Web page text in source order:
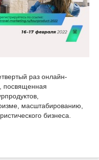
раз онлайн-
масштабированию,
бизнеса.